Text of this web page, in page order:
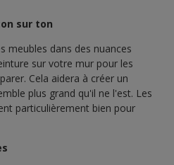
sur ton
meubles dans des nuances
sur votre mur pour les
Cela aidera à créer un
plus grand qu'il ne l'est. Les
particulièrement bien pour